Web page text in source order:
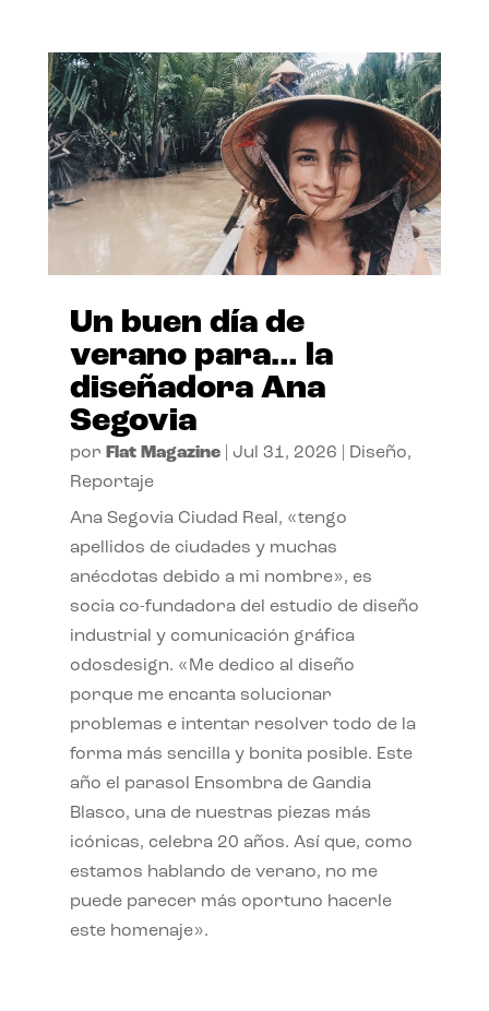
Un buen día de
verano para… la
diseñadora Ana
Segovia
por Flat Magazine| Jul 31, 2026 Diseño,
Reportaje
Ana Segovia Ciudad Real, «tengo
apellidos de ciudades y muchas
anécdotas debido a mi nombre», es
socia co-fundadora del estudio de diseño
industrial y comunicación gráfica
odosdesign. «Me dedico al diseño
porque me encanta solucionar
problemas e intentar resolver todo de la
forma más sencilla y bonita posible. Este
año el parasol Ensombra de Gandia
Blasco, una de nuestras piezas más
icónicas, celebra 20 años. Así que, como
estamos hablando de verano, no me
puede parecer más oportuno hacerle
este homenaje».